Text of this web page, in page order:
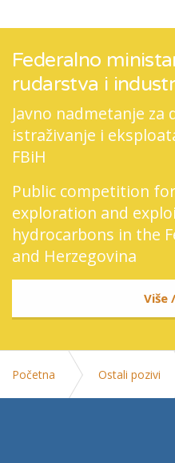
Federalno
rudarstva i
Javno nadmetanje za
istraživanje i
FBiH
Public competition
exploration and
hydrocarbons in the
and Herzegovina
Više
Početna Ostali pozivi